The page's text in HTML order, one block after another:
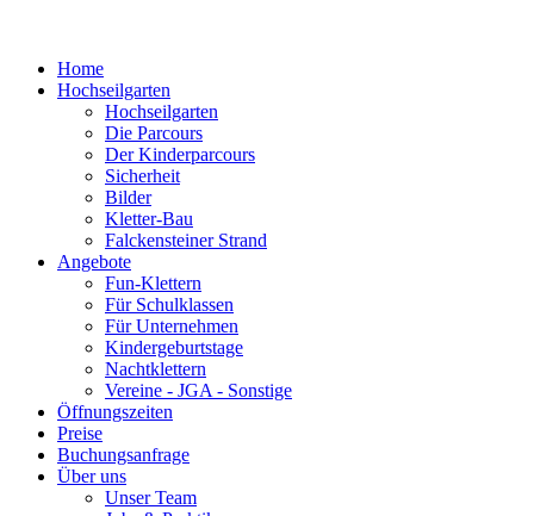
Home
Hochseilgarten
Hochseilgarten
Die Parcours
Der Kinderparcours
Sicherheit
Bilder
Kletter-Bau
Falckensteiner Strand
Angebote
Fun-Klettern
Für Schulklassen
Für Unternehmen
Kindergeburtstage
Nachtklettern
Vereine - JGA - Sonstige
Öffnungszeiten
Preise
Buchungsanfrage
Über uns
Unser Team